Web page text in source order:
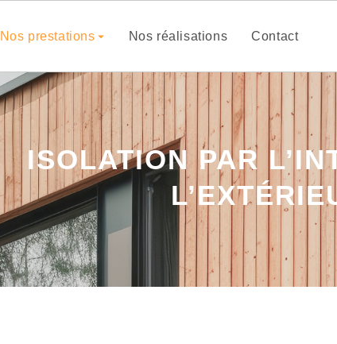
Nos prestations Nos réalisations Contact
ISOLATION PAR